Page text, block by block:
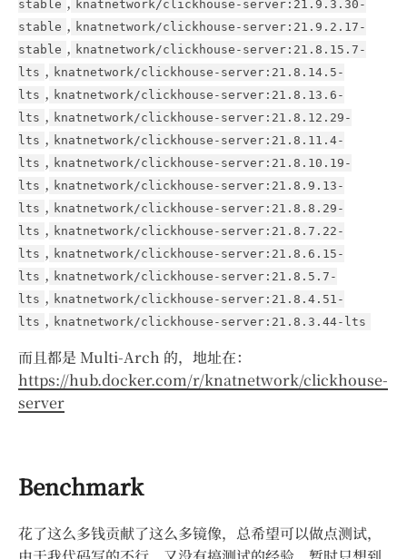
stable
knatnetwork/clickhouse-server:21.9.3.30-
stable , knatnetwork/clickhouse-server:21.9.2.17-
stable , knatnetwork/clickhouse-server:21.8.15.7-
lts , knatnetwork/clickhouse-server:21.8.14.5-
lts , knatnetwork/clickhouse-server:21.8.13.6-
lts , knatnetwork/clickhouse-server:21.8.12.29-
lts , knatnetwork/clickhouse-server:21.8.11.4-
lts , knatnetwork/clickhouse-server:21.8.10.19-
lts , knatnetwork/clickhouse-server:21.8.9.13-
lts , knatnetwork/clickhouse-server:21.8.8.29-
lts , knatnetwork/clickhouse-server:21.8.7.22-
lts , knatnetwork/clickhouse-server:21.8.6.15-
lts , knatnetwork/clickhouse-server:21.8.5.7-
lts , knatnetwork/clickhouse-server:21.8.4.51-
lts , knatnetwork/clickhouse-server:21.8.3.44-lts
而且都是 Multi-Arch 的，地址在：
https://hub.docker.com/r/knatnetwork/clickhouse-
server
Benchmark
花了这么多钱贡献了这么多镜像，总希望可以做点测试，